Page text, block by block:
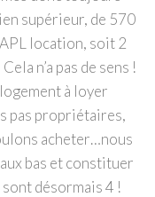
supérieur, de 570
location, soit 2
n’a pas de sens !
à loyer
pas propriétaires,
acheter…nous
bas et constituer
désormais 4 !